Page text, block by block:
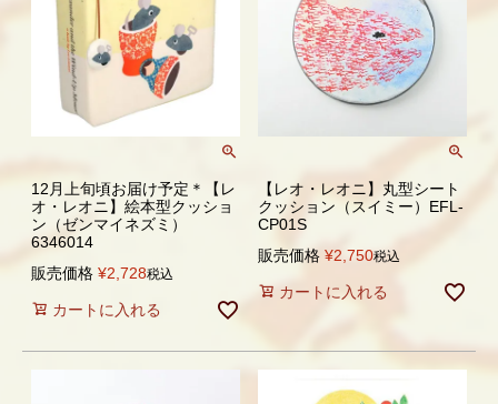
12月上旬頃お届け予定＊【レ
オ・レオニ】絵本型クッショ
ン（ゼンマイネズミ）
6346014
販売価格 ¥2,728税込
カートに入れる
【レオ・レオニ】丸型シート
クッション（スイミー）EFL-
CP01S
販売価格 ¥2,750税込
カートに入れる